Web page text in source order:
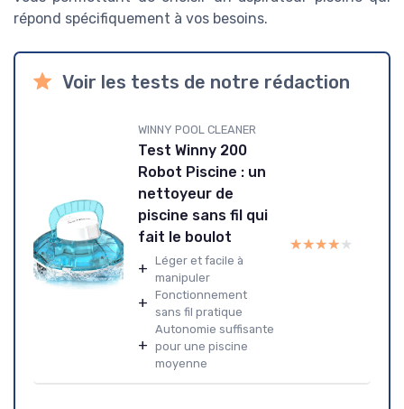
répond spécifiquement à vos besoins.
Voir les tests de notre rédaction
WINNY POOL CLEANER
Test Winny 200
Robot Piscine : un
nettoyeur de
piscine sans fil qui
fait le boulot
+ Léger et facile à
manipuler
+ Fonctionnement
sans fil pratique
+
Autonomie suffisante
pour une piscine
moyenne
★★★★★
★★★★★